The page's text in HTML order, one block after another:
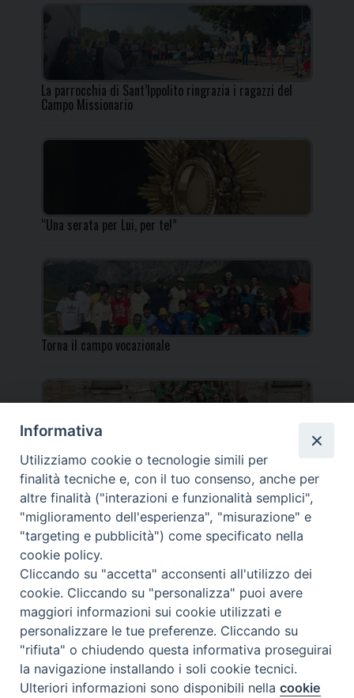
La parrocchia di Sant’Ippolito ringrazia i ragazzi del
Campo Missionario
“Una serata per Lui, per te!”
Torna il campo vocazionale
Torna il Campo Missionario Diocesano
_____________________________________________________
_____________________________
DIOCESI DI FANO FOSSOMBRONE CAGLI PERGOLA | Via Roma,
118 - 61032 FANO (PU) |
Tel. 0721 803737 o 826044 | Cod. Fiscale 90003900413
Note legali| Privacy
© TUTTI I DIRITTI RISERVATI
Preferenze Cookie
Informativa
Utilizziamo cookie o tecnologie simili per
finalità tecniche e, con il tuo consenso, anche per
altre finalità ("interazioni e funzionalità semplici",
"miglioramento dell'esperienza", "misurazione" e
"targeting e pubblicità") come specificato nella
cookie policy.
Cliccando su "accetta" acconsenti all'utilizzo dei
cookie. Cliccando su "personalizza" puoi avere
maggiori informazioni sui cookie utilizzati e
personalizzare le tue preferenze. Cliccando su
"rifiuta" o chiudendo questa informativa proseguirai
la navigazione installando i soli cookie tecnici.
Ulteriori informazioni sono disponibili nellacookie